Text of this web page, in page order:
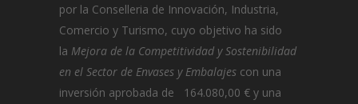
por la Conselleria de Innovación, Industria,
Comercio y Turismo, cuyo objetivo ha sido
la Mejora de la Competitividad y Sostenibilidad
en el Sector de Envases y Embalajes con una
inversión aprobada de 164.080,00 € y una